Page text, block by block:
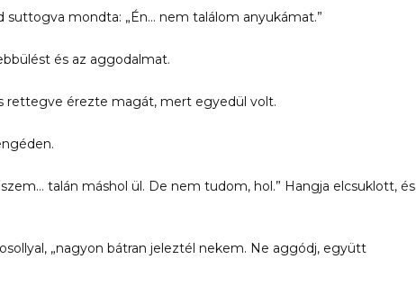
mondta: „Én… nem találom anyukámat.”
és az aggodalmat.
rettegve érezte magát, mert egyedül volt.
talán máshol ül. De nem tudom, hol.” Hangja elcsuklott, és
„nagyon bátran jeleztél nekem. Ne aggódj, együtt